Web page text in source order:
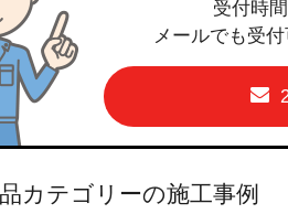
受付時
メールでも受
カテゴリーの施工事例